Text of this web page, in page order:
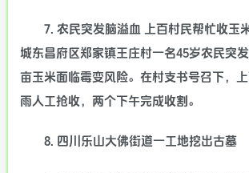
7. 农民突发脑溢血 上百村民帮忙收玉
城东昌府区郑家镇王庄村一名45岁农民突
亩玉米面临霉变风险。在村支书号召下，
雨人工抢收，两个下午完成收割。
8. 四川乐山大佛街道一工地挖出古墓